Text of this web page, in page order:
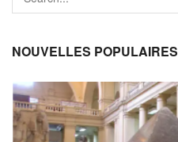
NOUVELLES POPULAIRES